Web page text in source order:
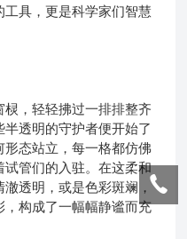
具，更是科学家们智慧
，轻轻拂过一排排整齐
半透明的守护者便开始了
态站立，每一格都仿佛
试管们的入驻。在这柔和
澈透明，或是色彩斑斓，
构成了一幅幅静谧而充